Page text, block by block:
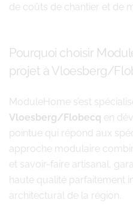
de coûts de chantier et de
Pourquoi choisir
projet à Vloesberg/
ModuleHome s’est
Vloesberg/Flobecq en
pointue qui répond aux
approche modulaire
et savoir-faire artisanal,
haute qualité parfaitement
architectural de la région.